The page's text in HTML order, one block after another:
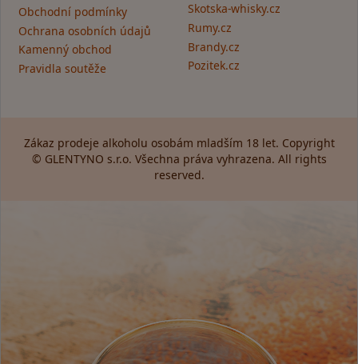
Obchodní podmínky
Ochrana osobních údajů
Kamenný obchod
Pravidla soutěže
Skotska-whisky.cz
Rumy.cz
Brandy.cz
Pozitek.cz
Zákaz prodeje alkoholu osobám mladším 18 let. Copyright
© GLENTYNO s.r.o. Všechna práva vyhrazena. All rights
reserved.